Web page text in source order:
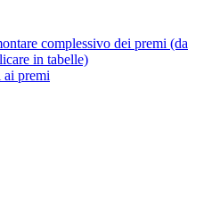
complessivo dei premi (da
in tabelle)
premi